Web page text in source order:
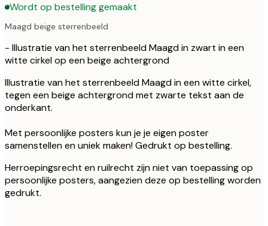
Wordt op bestelling gemaakt
Maagd beige sterrenbeeld
- Illustratie van het sterrenbeeld Maagd in zwart in een
witte cirkel op een beige achtergrond
Illustratie van het sterrenbeeld Maagd in een witte cirkel,
tegen een beige achtergrond met zwarte tekst aan de
onderkant.
Met persoonlijke posters kun je je eigen poster
samenstellen en uniek maken! Gedrukt op bestelling.
Herroepingsrecht en ruilrecht zijn niet van toepassing op
persoonlijke posters, aangezien deze op bestelling worden
gedrukt.